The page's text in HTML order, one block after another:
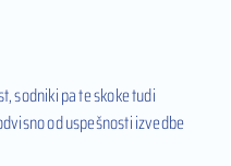
sodniki pa te skoke tudi
od uspešnosti izvedbe